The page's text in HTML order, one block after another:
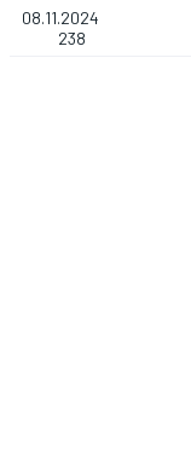
08.11.2024
238